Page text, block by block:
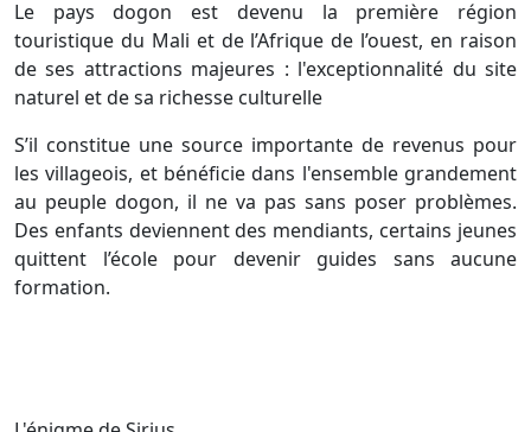
Le pays dogon est devenu la première région
touristique du Mali et de l’Afrique de l’ouest, en raison
de ses attractions majeures : l'exceptionnalité du site
naturel et de sa richesse culturelle
S’il constitue une source importante de revenus pour
les villageois, et bénéficie dans l'ensemble grandement
au peuple dogon, il ne va pas sans poser problèmes.
Des enfants deviennent des mendiants, certains jeunes
quittent l’école pour devenir guides sans aucune
formation.